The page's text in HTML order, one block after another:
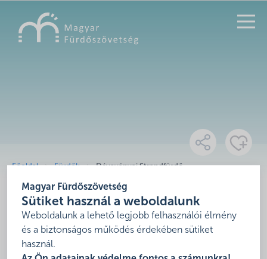
Magyar Fürdőszövetség
Sütiket használ a weboldalunk
Weboldalunk a lehető legjobb felhasználói élmény
és a biztonságos működés érdekében sütiket
használ.
Főoldal Fürdők Dévaványai Strandfürdő
Dévaványai Strandfürdő
5510 Dévaványa, 5510 Dévaványa, Sport u. 5.
Mutasd térképen